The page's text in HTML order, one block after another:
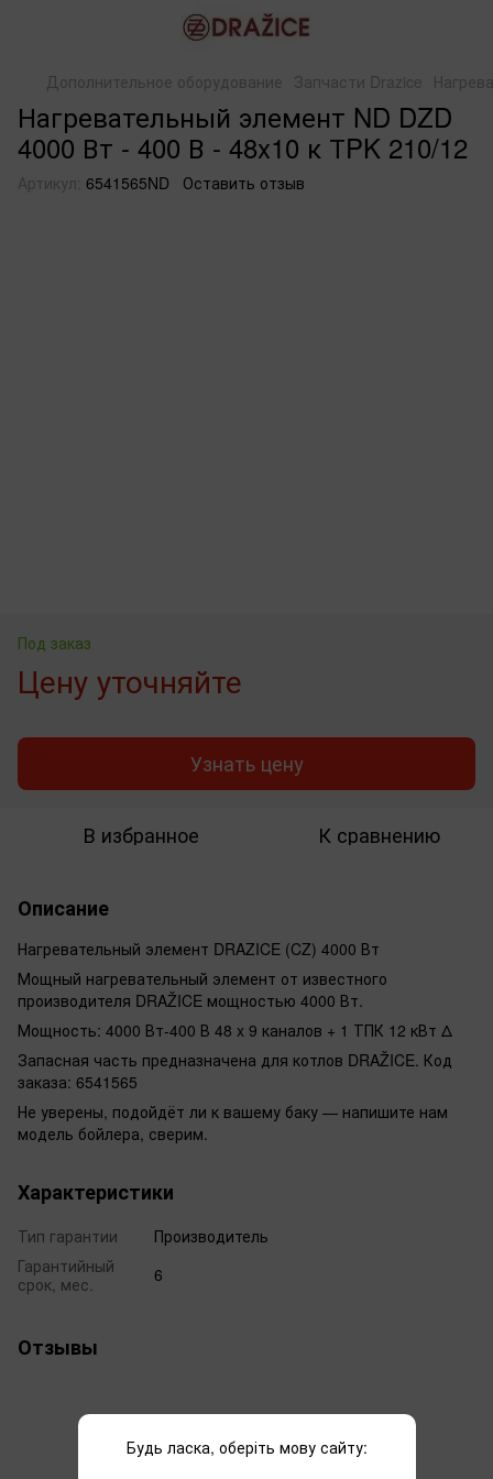
Дополнительное оборудование Запчасти Drazice
Нагревательный элемент ND DZD
4000 Вт - 400 В - 48x10 к ТPK 210/12
Артикул: 6541565ND Оставить отзыв
Под заказ
Цену уточняйте
Узнать цену
В избранное К сравнению
Описание
Нагревательный элемент DRAZICE (CZ) 4000 Вт
Мощный нагревательный элемент от известного
производителя DRAŽICE мощностью 4000 Вт.
Мощность: 4000 Вт-400 В 48 x 9 каналов + 1 ТПК 12 кВт Δ
Запасная часть предназначена для котлов DRAŽICE. Код
заказа: 6541565
Не уверены, подойдёт ли к вашему баку — напишите нам
модель бойлера, сверим.
Характеристики
Тип гарантии
Производитель
Гарантийный
срок, мес.
6
Отзывы
Будь ласка, оберіть мову сайту: